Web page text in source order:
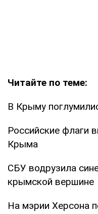
Читайте по теме:
В Крыму
Российские флаги
Крыма
СБУ водрузила
крымской вершине
На мэрии Херсона